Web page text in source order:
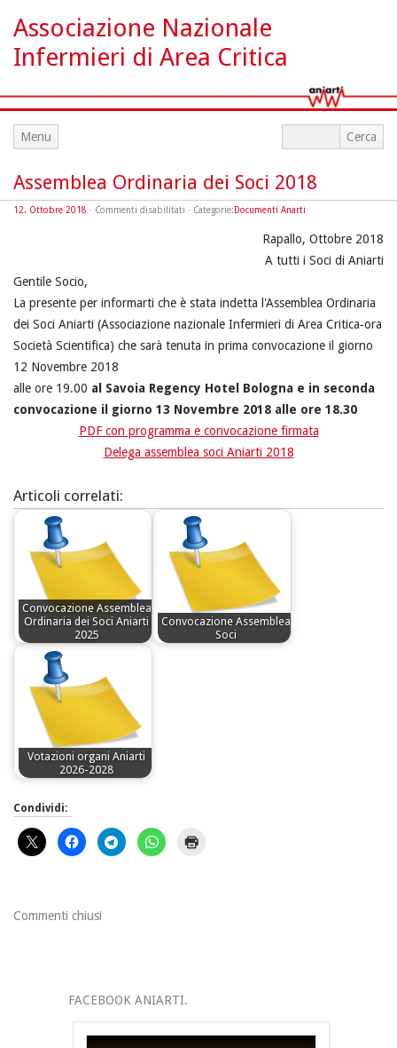
Associazione Nazionale
Infermieri di Area Critica
Menu
Assemblea Ordinaria dei Soci 2018
12. Ottobre 2018 · Commenti disabilitati su
Assemblea
· Categorie: Documenti Anarti
Rapallo, Ottobre 2018
A tutti i Soci di Aniarti
Gentile Socio,
La presente per informarti che è stata indetta l'Assemblea Ordinaria
dei Soci Aniarti (Associazione nazionale Infermieri di Area Critica‐ora
Società Scientifica) che sarà tenuta in prima convocazione il giorno
12 Novembre 2018
alle ore 19.00 al Savoia Regency Hotel Bologna e in seconda
convocazione il giorno 13 Novembre 2018 alle ore 18.30
PDF con programma e convocazione firmata
Delega assemblea soci Aniarti 2018
Articoli correlati:
Convocazione Assemblea
Ordinaria dei Soci Aniarti
2025
Convocazione Assemblea
Soci
Votazioni organi Aniarti
2026-2028
Condividi:
Commenti chiusi
FACEBOOK ANIARTI.